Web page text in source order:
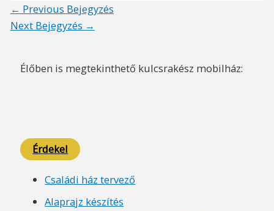
Post
navigation
← Previous Bejegyzés
Next Bejegyzés →
Élőben is megtekinthető kulcsrakész mobilház:
Érdekel
Családi ház tervező
Alaprajz készítés